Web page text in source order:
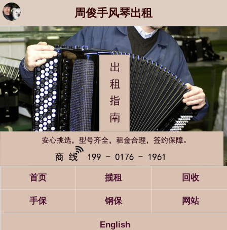
周俊手风琴出租
首页 揽租 回收
手保 钢保 网站
English